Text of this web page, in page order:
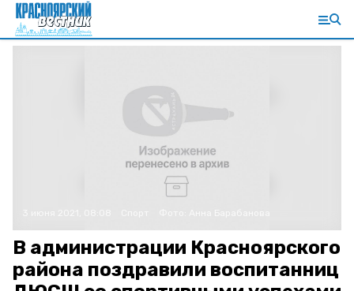
В администрации Красноярского
района поздравили воспитанниц